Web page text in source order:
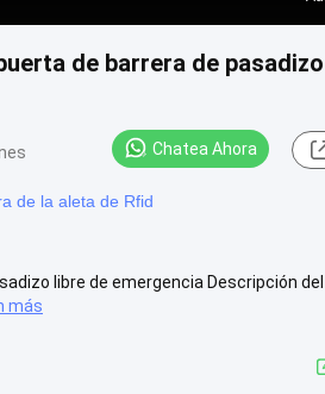
de barrera de
Chatea Ahora
de la aleta de Rfid
libre de emergencia Descripción
más